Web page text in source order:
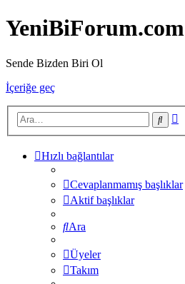
YeniBiForum.com
Sende Bizden Biri Ol
İçeriğe geç
Ara
Hızlı bağlantılar
Cevaplanmamış başlıklar
Aktif başlıklar
Ara
Üyeler
Takım